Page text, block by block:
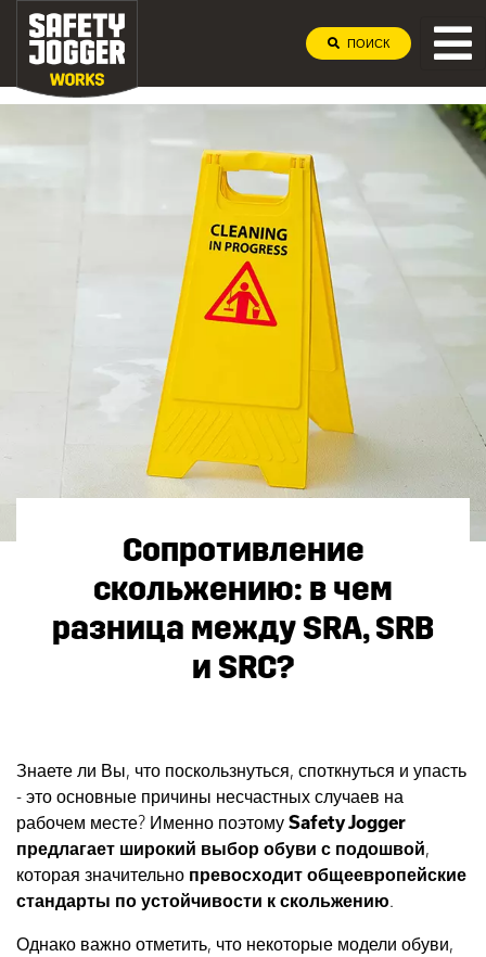
ПОИСК
Сопротивление
скольжению: в чем
разница между SRA, SRB
и SRC?
Знаете ли Вы, что поскользнуться, споткнуться и упасть
- это основные причины несчастных случаев на
рабочем месте? Именно поэтому Safety Jogger
предлагает широкий выбор обуви с подошвой
которая значительно превосходит общеевропейские
стандарты по устойчивости к скольжению
Однако важно отметить, что некоторые модели обуви,